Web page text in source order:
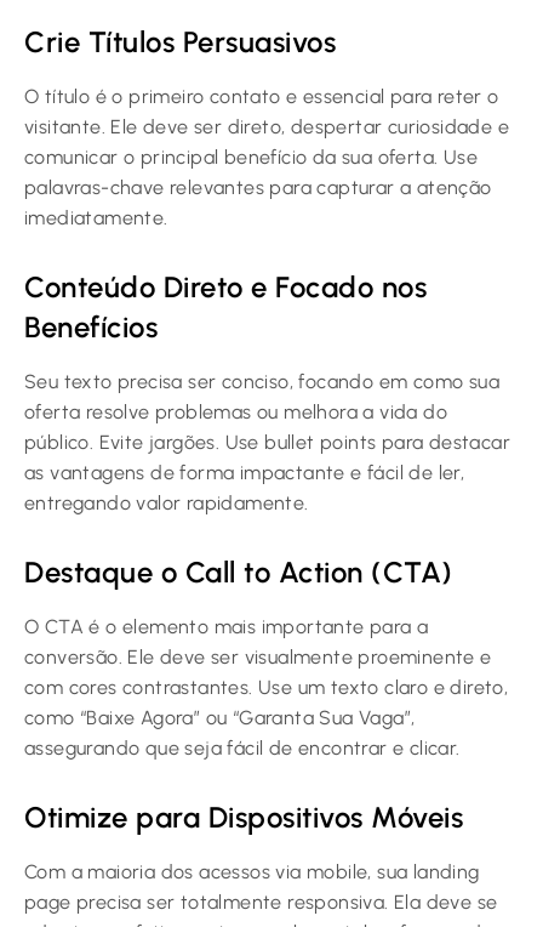
Crie Títulos Persuasivos
O título é o primeiro contato e essencial para reter o
visitante. Ele deve ser direto, despertar curiosidade e
comunicar o principal benefício da sua oferta. Use
palavras-chave relevantes para capturar a atenção
imediatamente.
Conteúdo Direto e Focado nos
Benefícios
Seu texto precisa ser conciso, focando em como sua
oferta resolve problemas ou melhora a vida do
público. Evite jargões. Use bullet points para destacar
as vantagens de forma impactante e fácil de ler,
entregando valor rapidamente.
Destaque o Call to Action (CTA)
O CTA é o elemento mais importante para a
conversão. Ele deve ser visualmente proeminente e
com cores contrastantes. Use um texto claro e direto,
como “Baixe Agora” ou “Garanta Sua Vaga”,
assegurando que seja fácil de encontrar e clicar.
Otimize para Dispositivos Móveis
Com a maioria dos acessos via mobile, sua landing
page precisa ser totalmente responsiva. Ela deve se